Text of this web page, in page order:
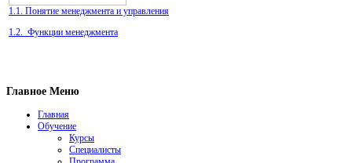
1.1. Понятие менеджмента и управления
1.2. Функции менеджмента
Главное Меню
Главная
Обучение
Курсы
Специалисты